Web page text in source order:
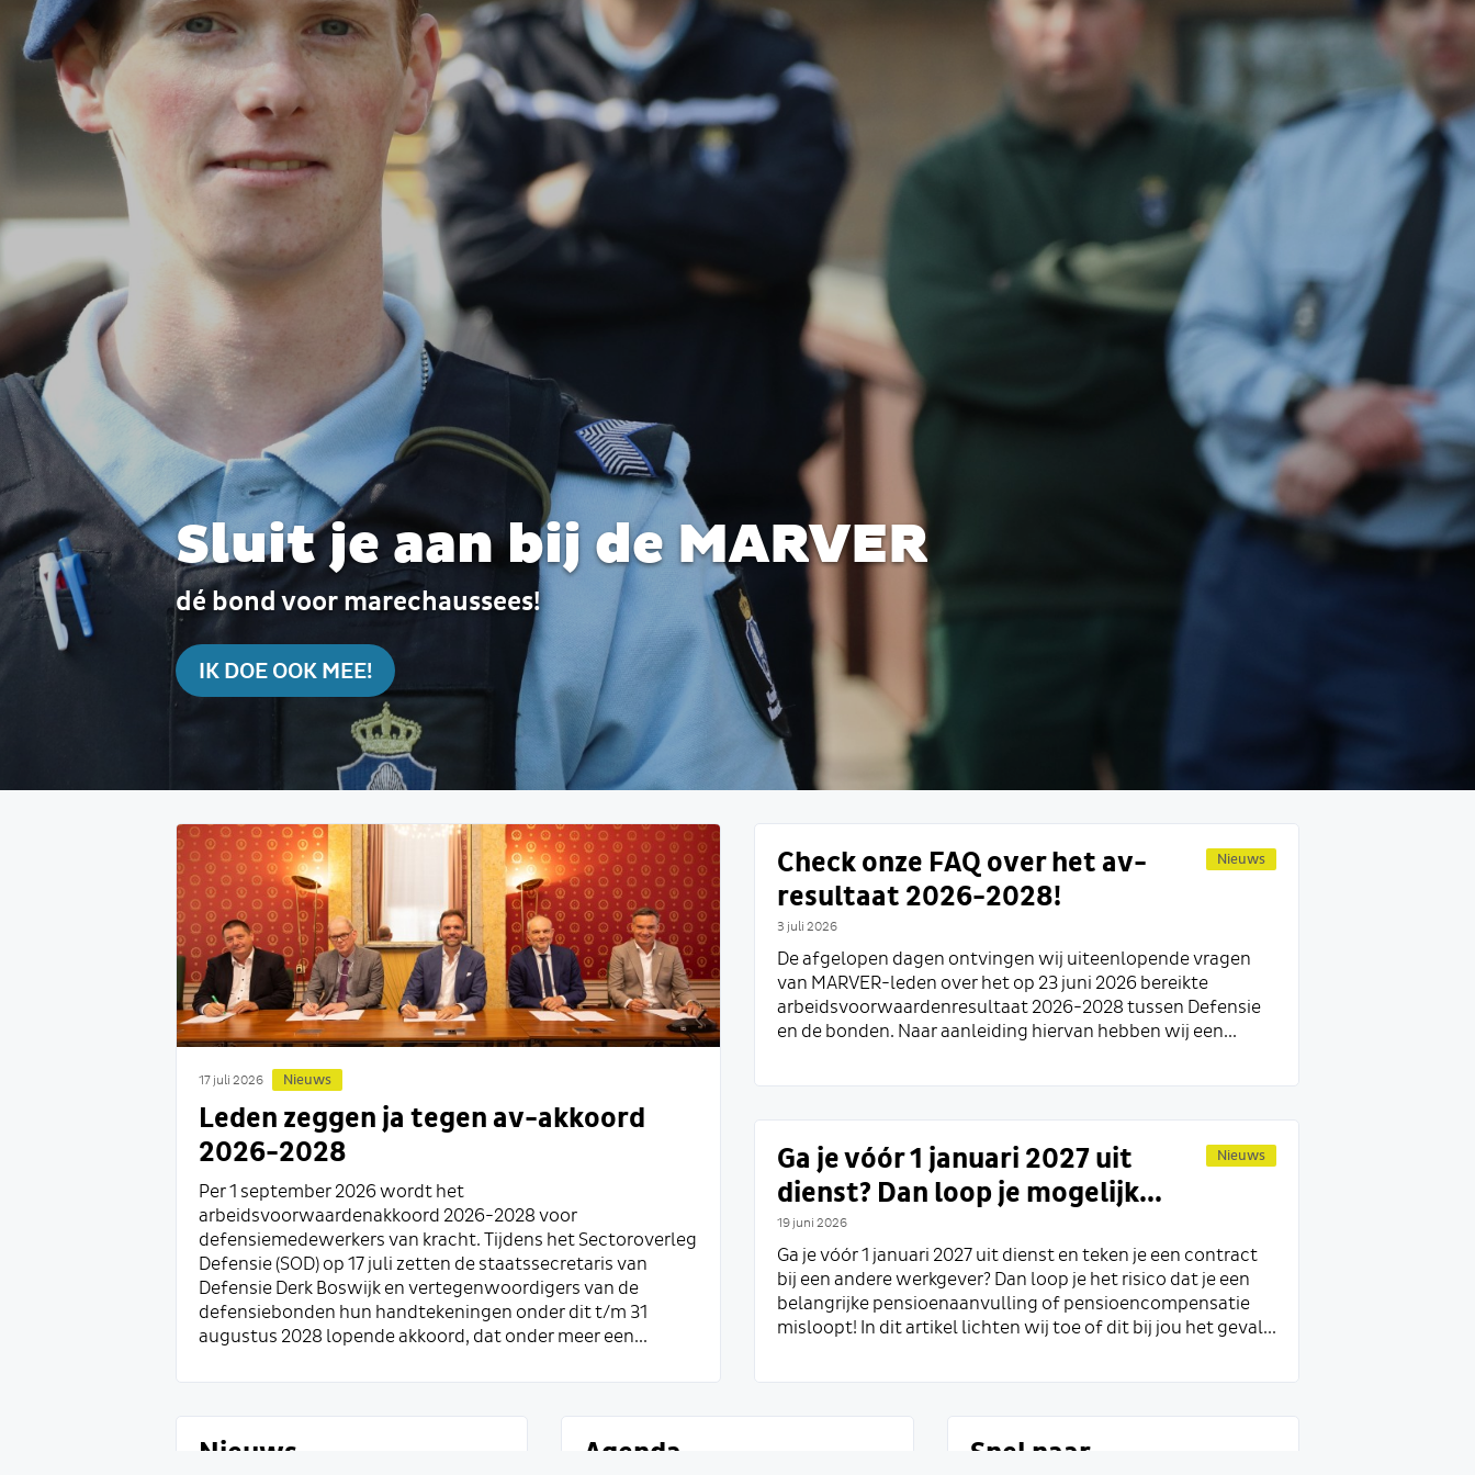
Sluit je aan bij de MARVER
dé bond voor marechaussees!
IK DOE OOK MEE!
17 juli 2026 Nieuws
Leden zeggen ja tegen av-akkoord
2026-2028
Per 1 september 2026 wordt het
arbeidsvoorwaardenakkoord 2026-2028 voor
defensiemedewerkers van kracht. Tijdens het Sectoroverleg
Defensie (SOD) op 17 juli zetten de staatssecretaris van
Defensie Derk Boswijk en vertegenwoordigers van de
defensiebonden hun handtekeningen onder dit t/m 31
augustus 2028 lopende akkoord, dat onder meer een...
Check onze FAQ over het av-
resultaat 2026-2028!
3 juli 2026
Nieuws
De afgelopen dagen ontvingen wij uiteenlopende vragen
van MARVER-leden over het op 23 juni 2026 bereikte
arbeidsvoorwaardenresultaat 2026-2028 tussen Defensie
en de bonden. Naar aanleiding hiervan hebben wij een...
Ga je vóór 1 januari 2027 uit
dienst? Dan loop je mogelijk...
19 juni 2026
Nieuws
Ga je vóór 1 januari 2027 uit dienst en teken je een contract
bij een andere werkgever? Dan loop je het risico dat je een
belangrijke pensioenaanvulling of pensioencompensatie
misloopt! In dit artikel lichten wij toe of dit bij jou het geval...
Nieuws Agenda Snel naar